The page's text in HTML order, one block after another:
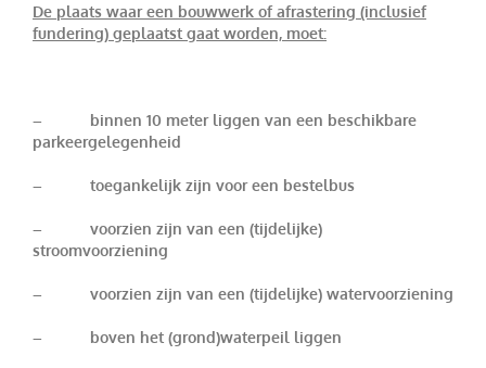
De plaats waar een bouwwerk of afrastering (inclusief
fundering) geplaatst gaat worden, moet:
– binnen 10 meter liggen van een beschikbare
parkeergelegenheid
– toegankelijk zijn voor een bestelbus
– voorzien zijn van een (tijdelijke)
stroomvoorziening
– voorzien zijn van een (tijdelijke) watervoorziening
– boven het (grond)waterpeil liggen